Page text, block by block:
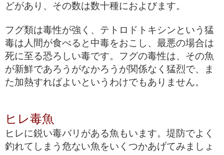
どがあり、その数は数十種におよびます。
フグ類は毒性が強く、テトロドトキシンという猛
毒は人間が食べると中毒をおこし、最悪の場合は
死に至る恐ろしい毒です。フグの毒性は、その魚
が新鮮であろうがなかろうが関係なく猛烈で、ま
た加熱すればよいというわけでもありません。
ヒレ毒魚
ヒレに鋭い毒バリがある魚もいます。堤防でよく
釣れてしまう危ない魚をいくつかあげてみましょ